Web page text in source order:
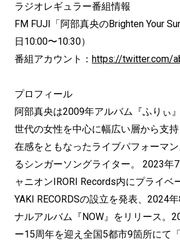
ラジオレギュラー番組情報
FM FUJI「阿部真央のBrighten Your
日10:00〜10:30）
番組アカウント： https://twitter.com/
プロフィール
阿部真央は2009年アルバム『ふりぃ
世代の女性を中心に幅広い層から支
在感をともなったライブパフォーマ
るシンガーソングライター。 2023年
ャニオンIRORI Records内にプライベ
YAKI RECORDSの設立を発表、2024
ナルアルバム『NOW』をリリース。
ー15周年を迎え全国5都市9箇所にて